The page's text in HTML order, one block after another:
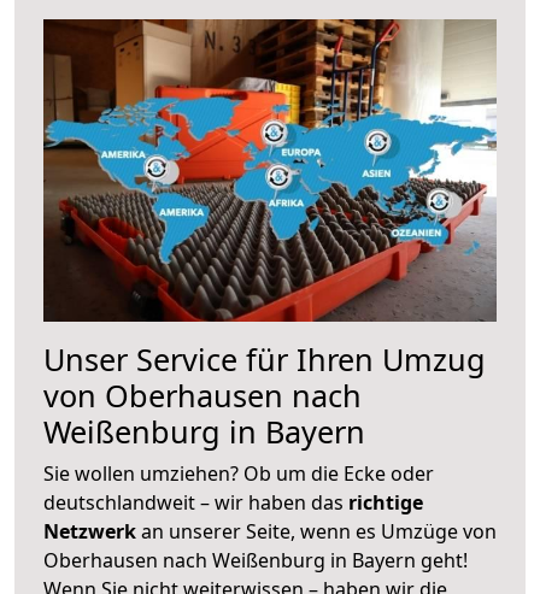
Unser Service für Ihren Umzug
von Oberhausen nach
Weißenburg in Bayern
Sie wollen umziehen? Ob um die Ecke oder
deutschlandweit – wir haben das richtige
Netzwerkan unserer Seite, wenn es Umzüge von
Oberhausen nach Weißenburg in Bayern geht!